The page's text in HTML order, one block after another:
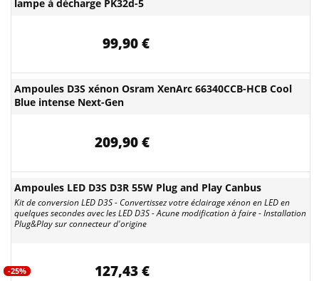
lampe à décharge PK32d-5
99,90 €
Ampoules D3S xénon Osram XenArc 66340CCB-HCB Cool
Blue intense Next-Gen
209,90 €
Ampoules LED D3S D3R 55W Plug and Play Canbus
Kit de conversion LED D3S - Convertissez votre éclairage xénon en LED en
quelques secondes avec les LED D3S - Acune modification à faire - Installation
Plug&Play sur connecteur d'origine
-25% 127,43 €